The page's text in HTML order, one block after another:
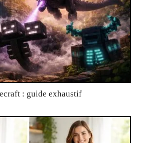
: guide exhaustif